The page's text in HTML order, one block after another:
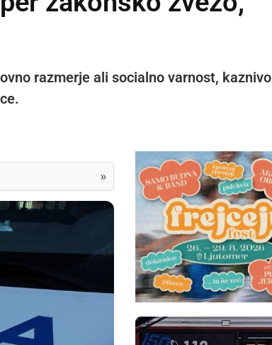
razmerje ali socialno varnost, kaznivo
»